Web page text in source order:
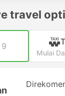
travel
9
Mulai